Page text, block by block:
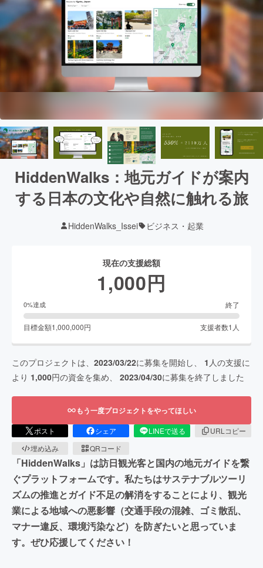
HiddenWalks：地元ガイドが案内
する日本の文化や自然に触れる旅
HiddenWalks_Issei ビジネス・起業
現在の支援総額
1,000円
0%達成 終了
目標金額1,000,000円 支援者数1 人
このプロジェクトは、 2023/03/22に募集を開始し、 1 人の支援に
より 1,000円の資金を集め、 2023/04/30に募集を終了しました
もう一度プロジェクトをやってほしい
ポスト シェア LINEで送る
URLコピー
埋め込み
QRコード
「HiddenWalks」は訪日観光客と国内の地元ガイドを繋
ぐプラットフォームです。私たちはサステナブルツーリ
ズムの推進とガイド不足の解消をすることにより、観光
業による地域への悪影響（交通手段の混雑、ゴミ散乱、
マナー違反、環境汚染など）を防ぎたいと思っていま
す。ぜひ応援してください！